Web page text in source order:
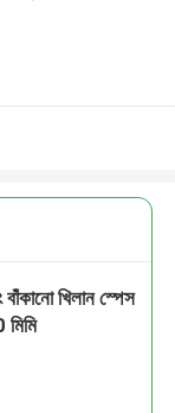
বাঁকানো খিলান স্পেস